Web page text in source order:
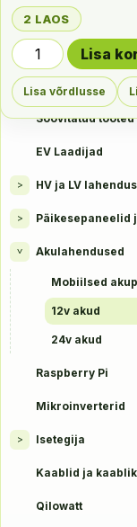
Soovitatud tooted
EV Laadijad
> HV ja LV
> Päikesepaneelid
> Akulahendused
Mobiilsed
12v akud
24v akud
Raspberry Pi
Mikroinverterid
> Isetegija
Kaablid ja
Qilowatt
2 LAOS
Fench 12v 280Ah
Lisa
Lisa võrdlusse